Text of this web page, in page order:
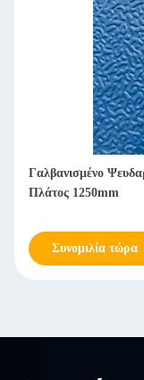
Γαλβανισμένο
Πλάτος 1250mm
Συνομιλία τώρα